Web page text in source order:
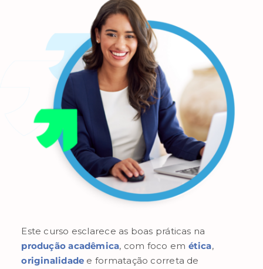
Este curso esclarece as boas práticas na
produção acadêmica, com foco em ética,
originalidade e formatação correta de